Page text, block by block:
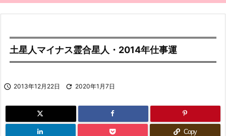
土星人マイナス霊合星人・2014年仕事運
 2013年12月22日  2020年1月7日
Copy